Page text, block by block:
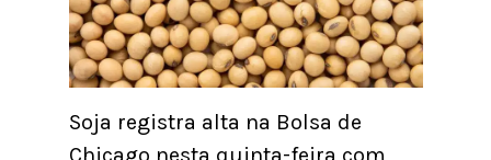
Soja registra alta na Bolsa de